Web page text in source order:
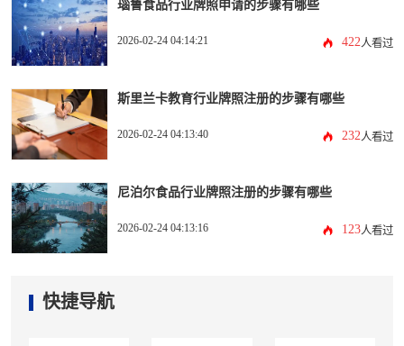
瑙鲁食品行业牌照申请的步骤有哪些
2026-02-24 04:14:21 422人看过
斯里兰卡教育行业牌照注册的步骤有哪些
2026-02-24 04:13:40 232人看过
尼泊尔食品行业牌照注册的步骤有哪些
2026-02-24 04:13:16 123人看过
快捷导航